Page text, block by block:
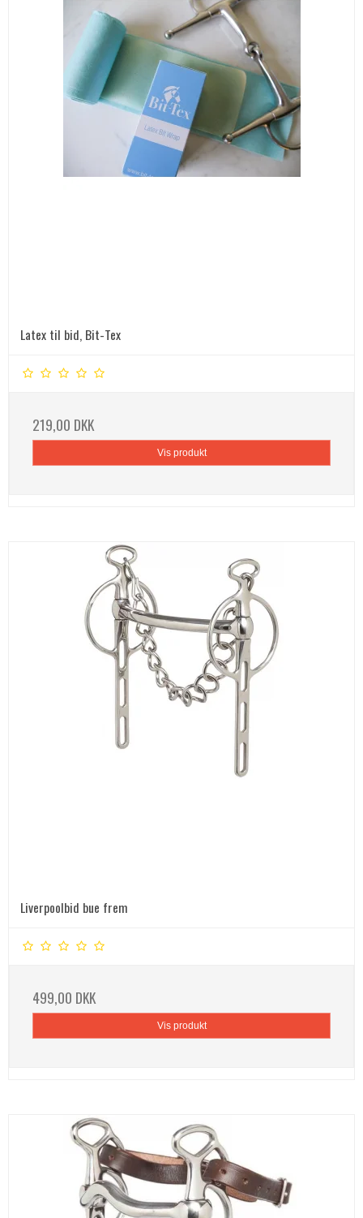
Latex til bid, Bit-Tex
219,00 DKK
Vis produkt
Liverpoolbid bue frem
499,00 DKK
Vis produkt